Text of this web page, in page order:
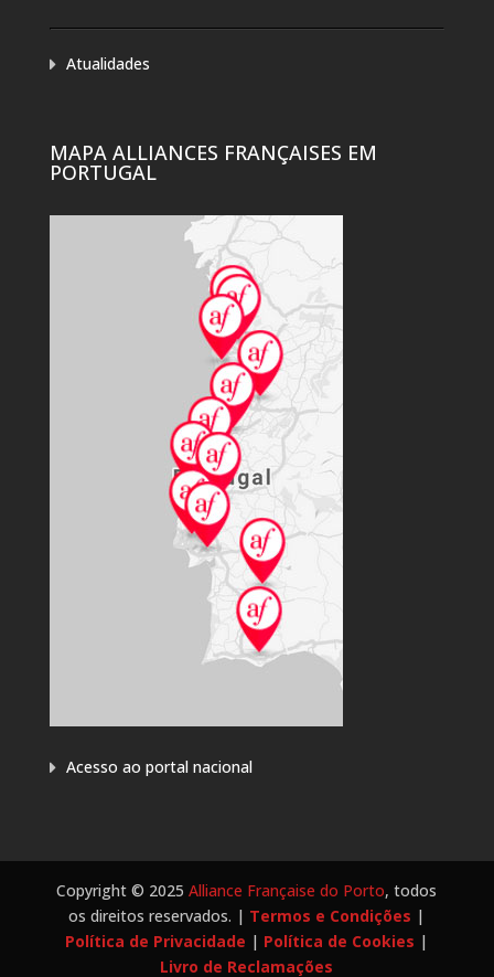
Atualidades
MAPA ALLIANCES FRANÇAISES EM
PORTUGAL
Acesso ao portal nacional
Copyright © 2025Alliance Française do Porto, todos
os direitos reservados. | Termos e Condições |
Política de Privacidade | Política de Cookies |
Livro de Reclamações